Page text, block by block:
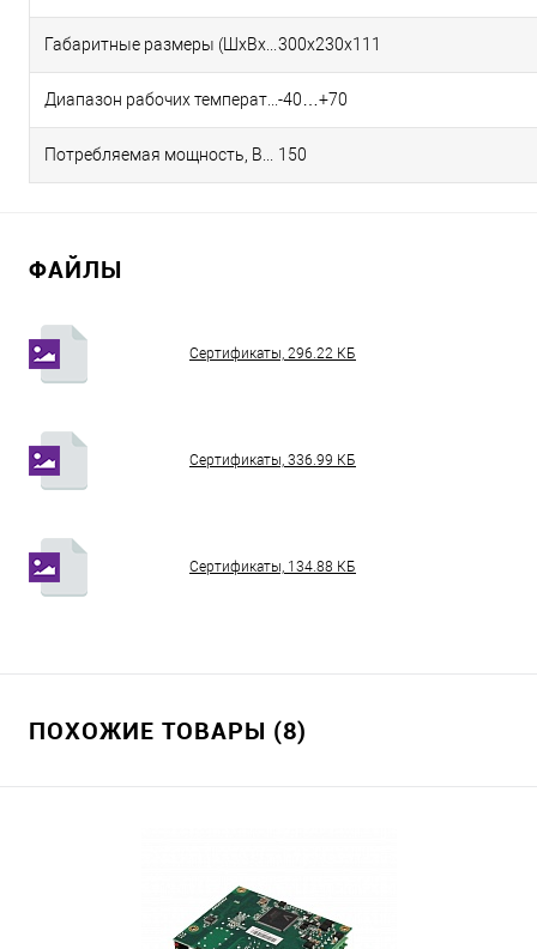
300х230х111
-40…+70
150
ФАЙЛЫ
Сертификаты, 296.22 КБ
Сертификаты, 336.99 КБ
Сертификаты, 134.88 КБ
ПОХОЖИЕ ТОВАРЫ (8)